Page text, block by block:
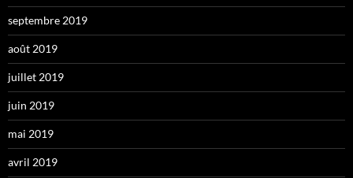
septembre 2019
août 2019
juillet 2019
juin 2019
mai 2019
avril 2019